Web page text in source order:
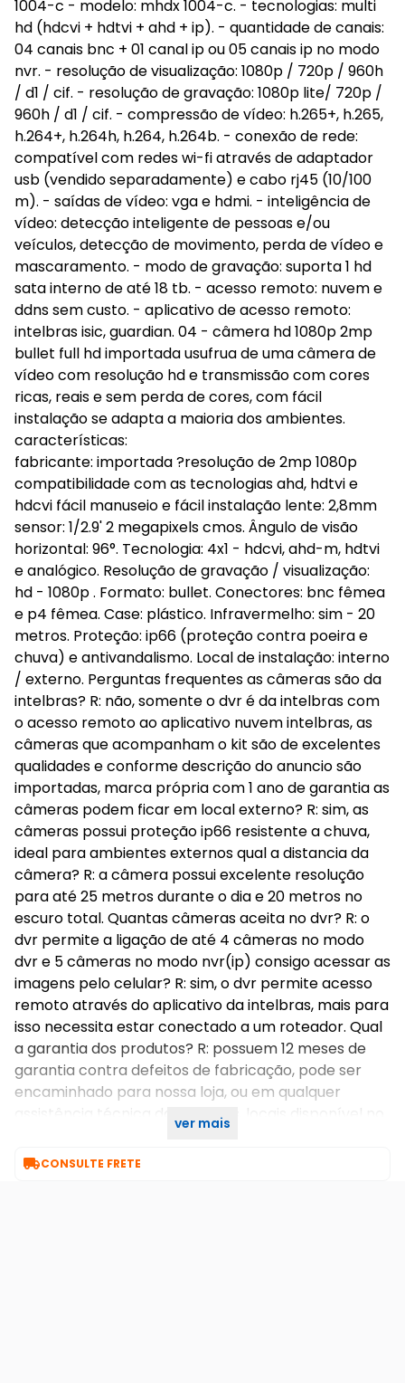
1004-c - modelo: mhdx 1004-c. - tecnologias: multi
hd (hdcvi + hdtvi + ahd + ip). - quantidade de canais:
04 canais bnc + 01 canal ip ou 05 canais ip no modo
nvr. - resolução de visualização: 1080p / 720p / 960h
/ d1 / cif. - resolução de gravação: 1080p lite/ 720p /
960h / d1 / cif. - compressão de vídeo: h.265+, h.265,
h.264+, h.264h, h.264, h.264b. - conexão de rede:
compatível com redes wi-fi através de adaptador
usb (vendido separadamente) e cabo rj45 (10/100
m). - saídas de vídeo: vga e hdmi. - inteligência de
vídeo: detecção inteligente de pessoas e/ou
veículos, detecção de movimento, perda de vídeo e
mascaramento. - modo de gravação: suporta 1 hd
sata interno de até 18 tb. - acesso remoto: nuvem e
ddns sem custo. - aplicativo de acesso remoto:
intelbras isic, guardian. 04 - câmera hd 1080p 2mp
bullet full hd importada usufrua de uma câmera de
vídeo com resolução hd e transmissão com cores
ricas, reais e sem perda de cores, com fácil
instalação se adapta a maioria dos ambientes.
características:
fabricante: importada ?resolução de 2mp 1080p
compatibilidade com as tecnologias ahd, hdtvi e
hdcvi fácil manuseio e fácil instalação lente: 2,8mm
sensor: 1/2.9' 2 megapixels cmos. Ângulo de visão
horizontal: 96°. Tecnologia: 4x1 - hdcvi, ahd-m, hdtvi
e analógico. Resolução de gravação / visualização:
hd - 1080p . Formato: bullet. Conectores: bnc fêmea
e p4 fêmea. Case: plástico. Infravermelho: sim - 20
metros. Proteção: ip66 (proteção contra poeira e
chuva) e antivandalismo. Local de instalação: interno
/ externo. Perguntas frequentes as câmeras são da
intelbras? R: não, somente o dvr é da intelbras com
o acesso remoto ao aplicativo nuvem intelbras, as
câmeras que acompanham o kit são de excelentes
qualidades e conforme descrição do anuncio são
importadas, marca própria com 1 ano de garantia as
câmeras podem ficar em local externo? R: sim, as
câmeras possui proteção ip66 resistente a chuva,
ideal para ambientes externos qual a distancia da
câmera? R: a câmera possui excelente resolução
para até 25 metros durante o dia e 20 metros no
escuro total. Quantas câmeras aceita no dvr? R: o
dvr permite a ligação de até 4 câmeras no modo
dvr e 5 câmeras no modo nvr(ip) consigo acessar as
imagens pelo celular? R: sim, o dvr permite acesso
remoto através do aplicativo da intelbras, mais para
isso necessita estar conectado a um roteador. Qual
a garantia dos produtos? R: possuem 12 meses de
garantia contra defeitos de fabricação, pode ser
encaminhado para nossa loja, ou em qualquer
assistência técnica da intelbras, locais disponível no
ver mais
CONSULTE FRETE